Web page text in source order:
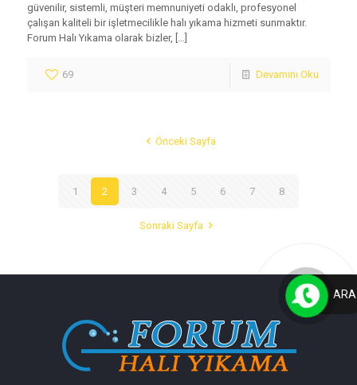
güvenilir, sistemli, müşteri memnuniyeti odaklı, profesyonel
çalışan kaliteli bir işletmecilikle halı yıkama hizmeti sunmaktır.
Forum Halı Yıkama olarak bizler,
69 Devamını Oku
Önceki Sayfa
1 2 3 4 5 6 7 8
Sonraki Sayfa
ARA